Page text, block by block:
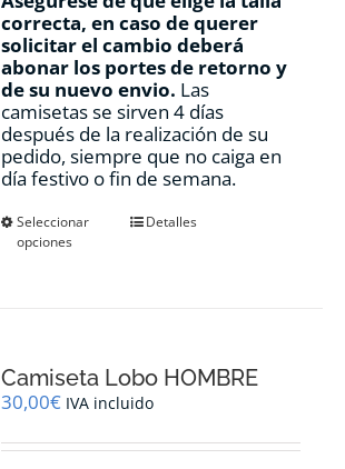
correcta, en caso de querer
solicitar el cambio deberá
abonar los portes de retorno y
de su nuevo envio. Las
camisetas se sirven 4 días
después de la realización de su
pedido, siempre que no caiga en
día festivo o fin de semana.
Seleccionar
opciones
Este
se
pueden
en
Detalles
Camiseta Lobo HOMBRE
30,00€ IVA incluido